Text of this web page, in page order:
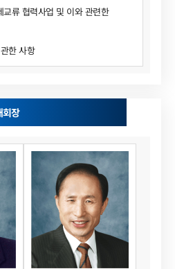
교류 협력사업 및 이와 관련한
한 사항
회장